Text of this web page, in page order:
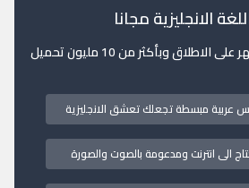
الانجليزية مجانا
وبأكثر من 10 مليون تحميل
عربية مبسطة تجعلك تعشق الانجليزية
الى انترنت ومدعومة بالصوت والصورة